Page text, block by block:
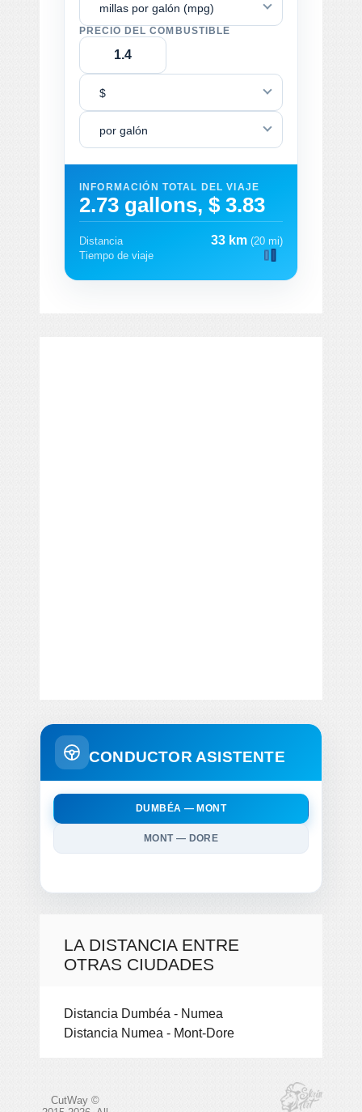
millas por galón (mpg)
PRECIO DEL COMBUSTIBLE
$
por galón
INFORMACIÓN TOTAL DEL VIAJE
2.73 gallons, $ 3.83
Distancia 33 km (20 mi)
Tiempo de viaje
CONDUCTOR ASISTENTE
DUMBÉA — MONT
MONT — DORE
LA DISTANCIA ENTRE
OTRAS CIUDADES
Distancia Dumbéa - Numea
Distancia Numea - Mont-Dore
CutWay ©